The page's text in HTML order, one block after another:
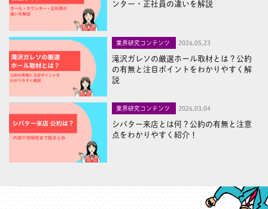
ンター・正社員の違いを解説
業界研究コンテンツ 2026,05,23
滝沢ガレソの厳選ホール取材とは？公約
の有無と注目ポイントをわかりやすく解
説
業界研究コンテンツ 2026,03,04
シバター来店とは何？公約の有無と注意
点をわかりやすく紹介！